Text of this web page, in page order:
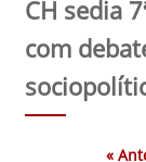
CH sedia
com
«